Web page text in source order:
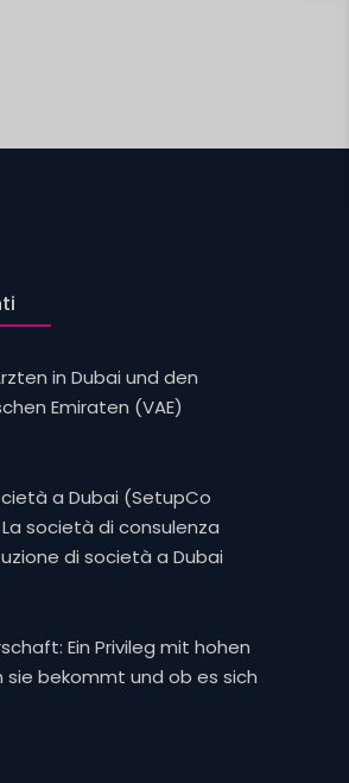
in Dubai und den
Emiraten (VAE)
a Dubai (SetupCo
società di consulenza
di società a Dubai
Ein Privileg mit hohen
sie bekommt und ob es sich